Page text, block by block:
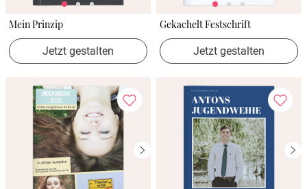
Mein Prinzip
Jetzt gestalten
Gekachelt Festschrift
Jetzt gestalten